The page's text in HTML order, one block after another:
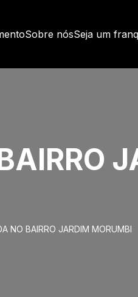
Sobre nósSeja um
NO BAIRRO JARDIM MORUMBI